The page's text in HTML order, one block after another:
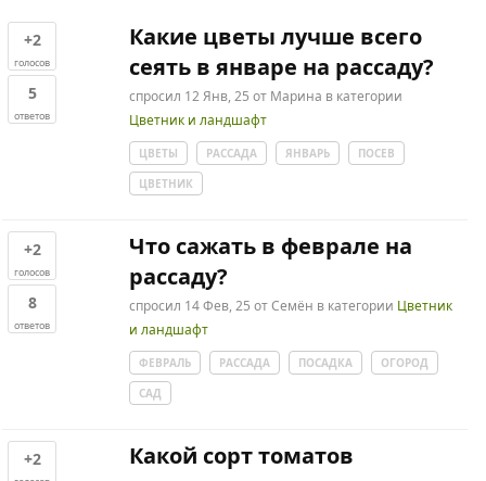
+2
голосов
5
ответов
Какие цветы лучше всего
сеять в январе на рассаду?
спросил 12 Янв, 25 от Марина в категории
Цветник и ландшафт
ЦВЕТЫ РАССАДА ЯНВАРЬ
ПОСЕВ
ЦВЕТНИК
+2
голосов
8
ответов
Что сажать в феврале на
рассаду?
спросил 14 Фев, 25 отСемён в категории Цветник
и ландшафт
ФЕВРАЛЬ РАССАДА ПОСАДКА
ОГОРОД
САД
+2
Какой сорт томатов